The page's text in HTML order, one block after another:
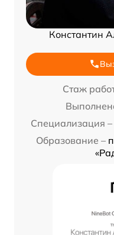
Константин
Стаж
Специализация –
Образование –